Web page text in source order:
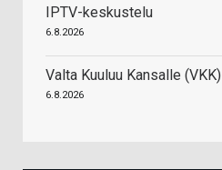
IPTV-keskustelu
6.8.2026
Valta Kuuluu Kansalle (VKK)
6.8.2026